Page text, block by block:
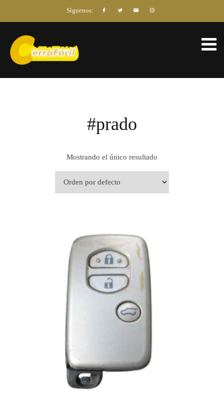
Síguenos:
#prado
Mostrando el único resultado